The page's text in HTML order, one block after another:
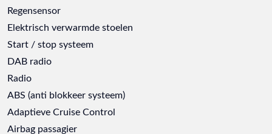
Regensensor
Elektrisch verwarmde stoelen
Start / stop systeem
DAB radio
Radio
ABS (anti blokkeer systeem)
Adaptieve Cruise Control
Airbag passagier